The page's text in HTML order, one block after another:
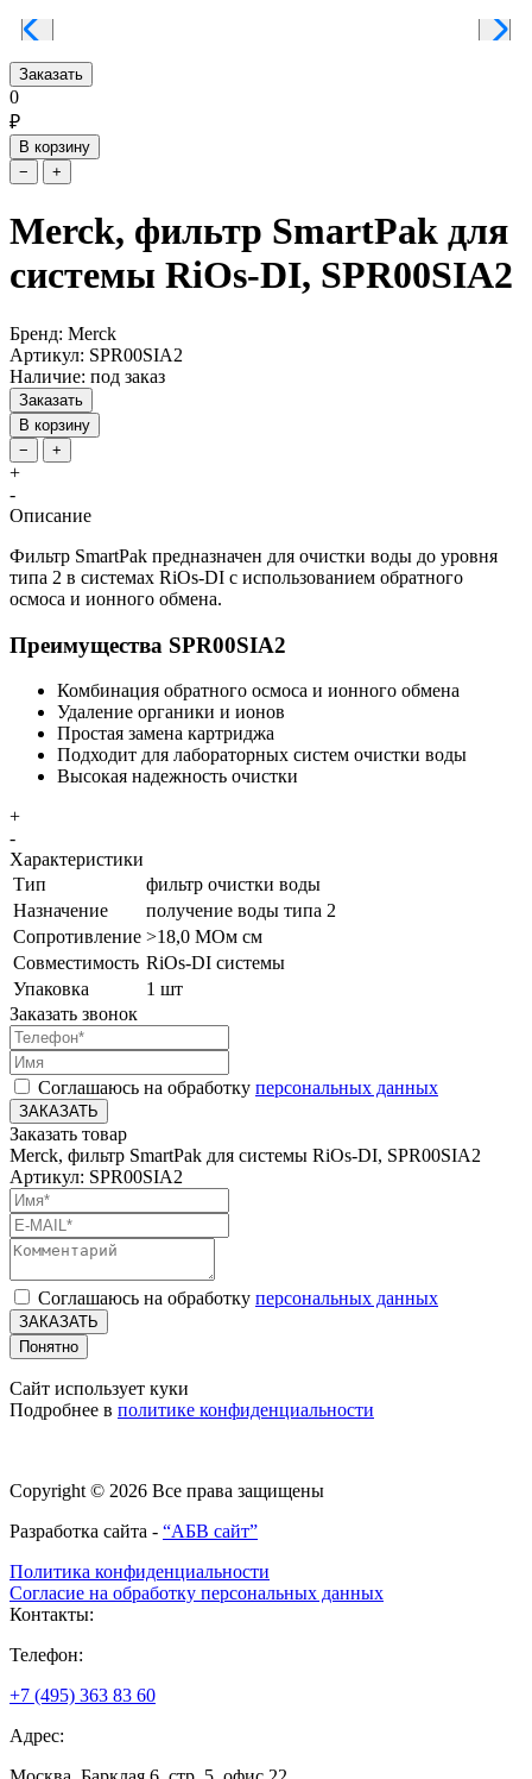
Заказать
0
₽
В корзину
−
+
Merck, фильтр SmartPak для
системы RiOs-DI, SPR00SIA2
Бренд: Merck
Артикул: SPR00SIA2
Наличие: под заказ
Заказать
В корзину
−
+
+
-
Описание
Фильтр SmartPak предназначен для очистки воды до уровня
типа 2 в системах RiOs-DI с использованием обратного
осмоса и ионного обмена.
Преимущества SPR00SIA2
Комбинация обратного осмоса и ионного обмена
Удаление органики и ионов
Простая замена картриджа
Подходит для лабораторных систем очистки воды
Высокая надежность очистки
+
-
Характеристики
Тип
фильтр очистки воды
Назначение
получение воды типа 2
Сопротивление >18,0 МОм см
Совместимость RiOs-DI системы
Упаковка
1 шт
Заказать звонок
Соглашаюсь на обработку персональных данных
ЗАКАЗАТЬ
Заказать товар
Merck, фильтр SmartPak для системы RiOs-DI, SPR00SIA2
Артикул: SPR00SIA2
Соглашаюсь на обработку персональных данных
ЗАКАЗАТЬ
Понятно
Сайт использует куки
Подробнее в политике конфиденциальности
Copyright © 2026 Все права защищены
Разработка сайта - “АБВ сайт”
Политика конфиденциальности
Согласие на обработку персональных данных
Контакты:
Телефон:
+7 (495) 363 83 60
Адрес: